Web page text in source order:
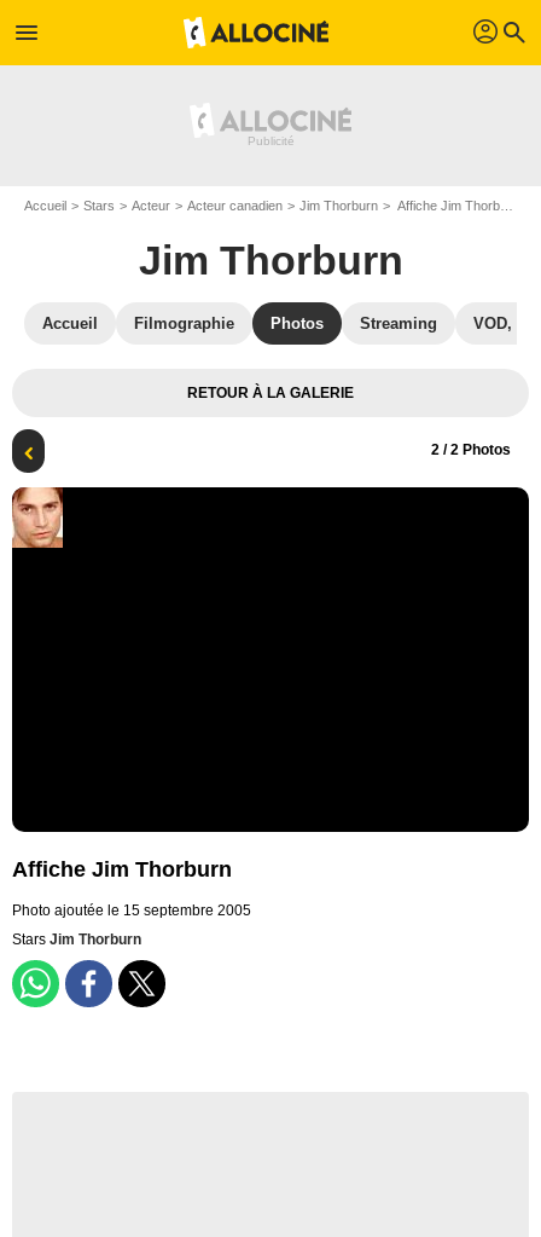
menu profil search
Accueil Stars Acteur Acteur canadien Jim Thorburn Affiche Jim Thorburn
Jim Thorburn
Accueil Filmographie Photos Streaming VOD,
RETOUR À LA GALERIE
2 / 2 Photos
Affiche Jim Thorburn
Photo ajoutée le 15 septembre 2005
Stars Jim Thorburn